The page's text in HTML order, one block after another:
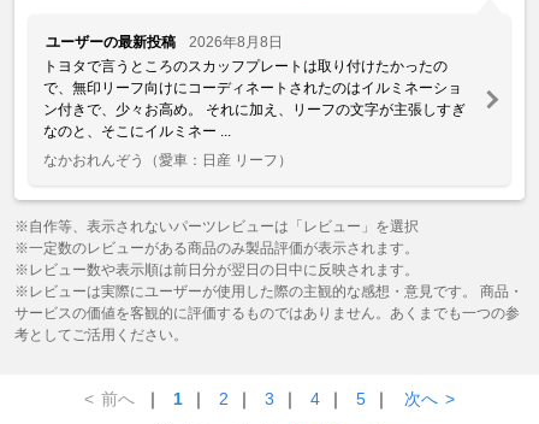
ユーザーの最新投稿
2026年8月8日
トヨタで言うところのスカッフプレートは取り付けたかったの
で、無印リーフ向けにコーディネートされたのはイルミネーショ
ン付きで、少々お高め。 それに加え、リーフの文字が主張しすぎ
なのと、そこにイルミネー ...
なかおれんぞう
（愛車：日産 リーフ）
※自作等、表示されないパーツレビューは「レビュー」を選択
※一定数のレビューがある商品のみ製品評価が表示されます。
※レビュー数や表示順は前日分が翌日の日中に反映されます。
※レビューは実際にユーザーが使用した際の主観的な感想・意見です。 商品・
サービスの価値を客観的に評価するものではありません。あくまでも一つの参
考としてご活用ください。
< 前へ ｜ 1 ｜ 2 ｜ 3 ｜ 4 ｜ 5 ｜ 次へ >